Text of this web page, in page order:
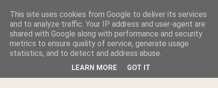
Azawakhs & Taïgans de
GARDE-ÉPÉE
This site uses cookies from Google to deliver its services
and to analyze traffic. Your IP address and user-agent are
shared with Google along with performance and security
metrics to ensure quality of service, generate usage
statistics, and to detect and address abuse.
LEARN MORE GOT IT